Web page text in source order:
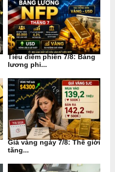
Tiêu điểm phiên 7/8: Bảng
lương phi...
Giá vàng ngày 7/8: Thế giới
tăng...